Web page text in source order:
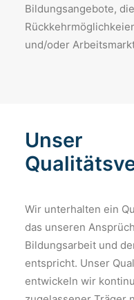
Bildungsangebote,
und/oder
Unser
Wir unterhalten ein
das unseren
Bildungsarbeit und
entspricht. Unser
entwickeln wir